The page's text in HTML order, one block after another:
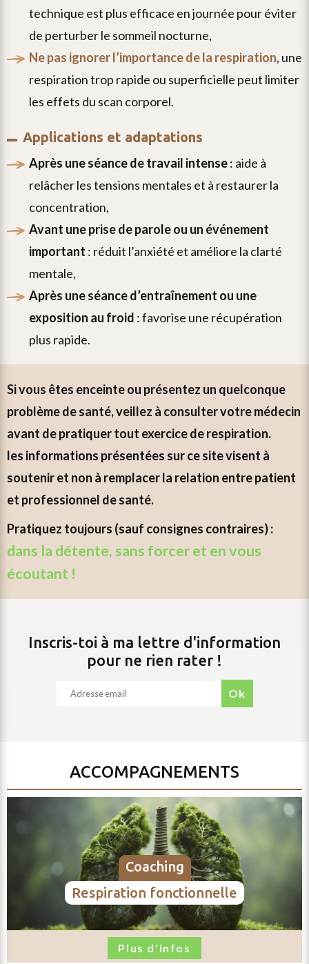
technique est plus efficace en journée pour éviter
de perturber le sommeil nocturne,
ne pas ignorer l’importance de la respiration, une
respiration trop rapide ou superficielle peut limiter
les effets du scan corporel.
applications et adaptations
après une séance de travail intense: aide à
relâcher les tensions mentales et à restaurer la
concentration,
avant une prise de parole ou un événement
important : réduit l’anxiété et améliore la clarté
mentale,
après une séance d’entraînement ou une
exposition au froid : favorise une récupération
plus rapide.
si vous êtes enceinte ou présentez un quelconque
problème de santé, veillez à consulter votre médecin
avant de pratiquer tout exercice de respiration.
les informations présentées sur ce site visent à
soutenir et non à remplacer la relation entre patient
et professionnel de santé.
pratiquez toujours (sauf consignes contraires) :
dans la détente, sans forcer et en vous
écoutant !
Inscris-toi à ma lettre d'information
pour ne rien rater !
ok
ACCOMPAGNEMENTS
coaching
respiration fonctionnelle
Plus d'infos